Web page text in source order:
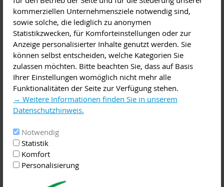
kommerziellen Unternehmensziele notwendig sind,
sowie solche, die lediglich zu anonymen
Statistikzwecken, für Komforteinstellungen oder zur
Anzeige personalisierter Inhalte genutzt werden. Sie
können selbst entscheiden, welche Kategorien Sie
zulassen möchten. Bitte beachten Sie, dass auf Basis
Ihrer Einstellungen womöglich nicht mehr alle
Funktionalitäten der Seite zur Verfügung stehen.
→ Weitere Informationen finden Sie in unserem
Datenschutzhinweis.
Notwendig
Statistik
Komfort
Personalisierung
Ziel dieses abwechslungsreichen Lehrgangs. Wir möchten
neue Perspektiven schaffen!
Um Sie auf den Geschmack zu bringen, bieten wir in unseren
Räumen in Aschaffenburg
• amSamstag, 8. Februar einen Schnupper-Workshop
von 10:00 – 14:00 Uhr an (wir bitten um Anmeldung bis 4.
Februar!)
• amDienstag, 11. Februar einen Infotag
16:30 Uhr an. Sie sind dazu herzlich eingeladen!
Der Lehrgang findet immer dienstags von 8:30 Uhr bis 14:45
Uhr statt. Er beginnt